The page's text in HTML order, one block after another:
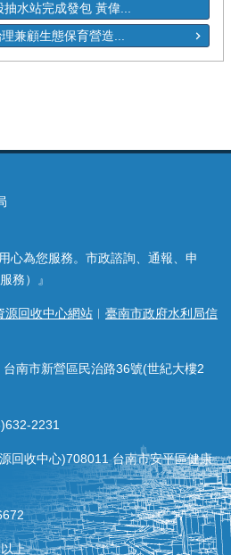
水站完成發包 黃偉...
兼顧生態保育營造...
心為您服務。市政諮詢、通報、申
務）』
源回收中心網站 ︱ 臺南市政府水利局信
南市新營區民治路36號(世紀大樓2
2231
回收中心)708011 台南市安平區健康
上